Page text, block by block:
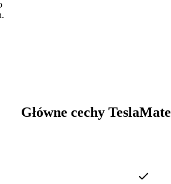
Główne cechy TeslaMate